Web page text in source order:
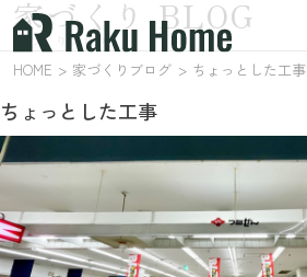
家づくりブログ
家づくり BLOG
HOME 家づくりブログ ちょっとした工事
ちょっとした工事